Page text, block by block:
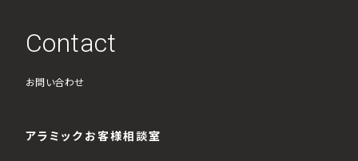
Contact
お問い合わせ
アラミックお客様相談室